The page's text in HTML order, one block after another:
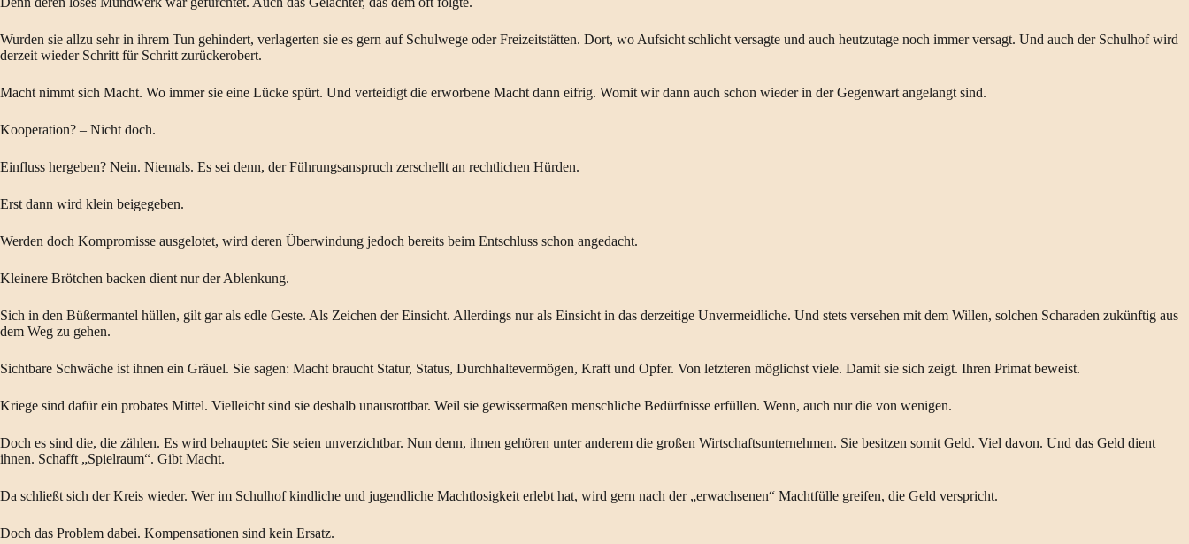
Wurden sie allzu sehr in ihrem Tun gehindert, verlagerten sie es gern auf Schulwege oder Freizeitstätten. Dort, wo Aufsicht schlicht versagte und auch heutzutage noch immer versagt. Und auch der Schulhof wird
derzeit wieder Schritt für Schritt zurückerobert.
Macht nimmt sich Macht. Wo immer sie eine Lücke spürt. Und verteidigt die erworbene Macht dann eifrig. Womit wir dann auch schon wieder in der Gegenwart angelangt sind.
Kooperation? – Nicht doch.
Einfluss hergeben? Nein. Niemals. Es sei denn, der Führungsanspruch zerschellt an rechtlichen Hürden.
Erst dann wird klein beigegeben.
Werden doch Kompromisse ausgelotet, wird deren Überwindung jedoch bereits beim Entschluss schon angedacht.
Kleinere Brötchen backen dient nur der Ablenkung.
Sich in den Büßermantel hüllen, gilt gar als edle Geste. Als Zeichen der Einsicht. Allerdings nur als Einsicht in das derzeitige Unvermeidliche. Und stets versehen mit dem Willen, solchen Scharaden zukünftig aus
dem Weg zu gehen.
Sichtbare Schwäche ist ihnen ein Gräuel. Sie sagen: Macht braucht Statur, Status, Durchhaltevermögen, Kraft und Opfer. Von letzteren möglichst viele. Damit sie sich zeigt. Ihren Primat beweist.
Kriege sind dafür ein probates Mittel. Vielleicht sind sie deshalb unausrottbar. Weil sie gewissermaßen menschliche Bedürfnisse erfüllen. Wenn, auch nur die von wenigen.
Doch es sind die, die zählen. Es wird behauptet: Sie seien unverzichtbar. Nun denn, ihnen gehören unter anderem die großen Wirtschaftsunternehmen. Sie besitzen somit Geld. Viel davon. Und das Geld dient
ihnen. Schafft „Spielraum“. Gibt Macht.
Da schließt sich der Kreis wieder. Wer im Schulhof kindliche und jugendliche Machtlosigkeit erlebt hat, wird gern nach der „erwachsenen“ Machtfülle greifen, die Geld verspricht.
Doch das Problem dabei. Kompensationen sind kein Ersatz.